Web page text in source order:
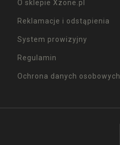
O sklepie Xzone.pl
Reklamacje i odstąpienia
System prowizyjny
Regulamin
Ochrona danych osobowych